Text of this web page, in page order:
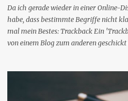
Da ich gerade wieder in einer Online-
habe, dass bestimmte Begriffe nicht
mal mein Bestes: Trackback Ein
von einem Blog zum anderen geschickt
was ich zu deinem Inhalt zu sagen